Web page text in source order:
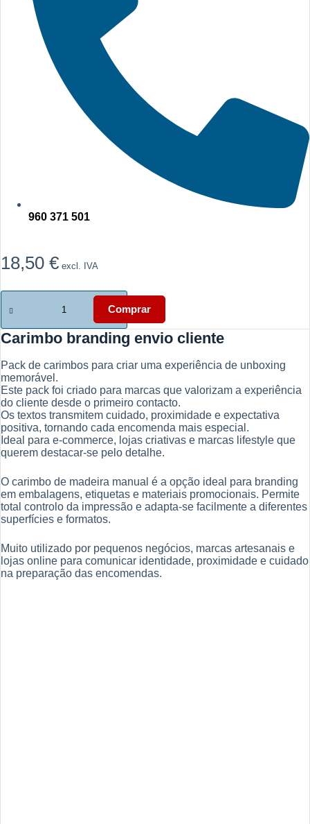
960 371 501
18,50 € excl. IVA
Quantidade
de
branding
envio
Comprar
Carimbo branding envio cliente
Pack de carimbos para criar uma experiência de unboxing
memorável.
Este pack foi criado para marcas que valorizam a experiência
do cliente desde o primeiro contacto.
Os textos transmitem cuidado, proximidade e expectativa
positiva, tornando cada encomenda mais especial.
Ideal para e-commerce, lojas criativas e marcas lifestyle que
querem destacar-se pelo detalhe.
O carimbo de madeira manual é a opção ideal para branding
em embalagens, etiquetas e materiais promocionais. Permite
total controlo da impressão e adapta-se facilmente a diferentes
superfícies e formatos.
Muito utilizado por pequenos negócios, marcas artesanais e
lojas online para comunicar identidade, proximidade e cuidado
na preparação das encomendas.